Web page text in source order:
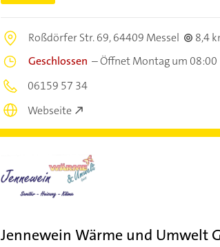
Roßdörfer Str. 69,64409 Messel
8,4
Geschlossen –Öffnet Montag um 08:00
06159 57 34
Webseite
Jennewein Wärme und Umwelt